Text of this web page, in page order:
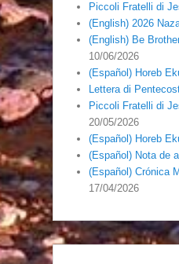
Piccoli Fratelli di
(English) 2026
(English) Be
10/06/2026
(Español) Horeb
Lettera di
Piccoli Fratelli di
20/05/2026
(Español) Horeb
(Español) Nota de
(Español) Crónica
17/04/2026